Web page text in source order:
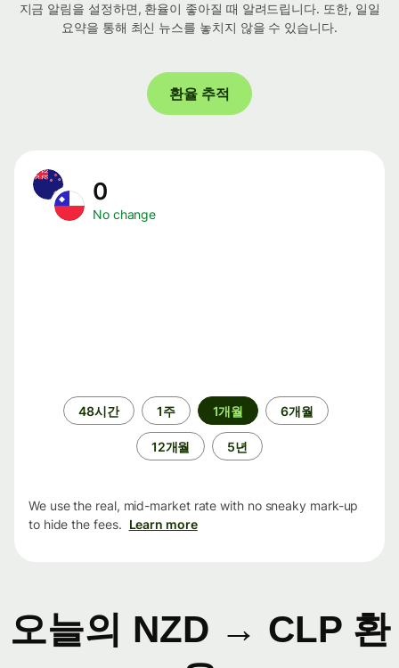
지금 알림을 설정하면, 환율이 좋아질 때 알려드립니다. 또한, 일일
요약을 통해 최신 뉴스를 놓치지 않을 수 있습니다.
환율 추적
0
No change
48시간 1주 1개월 6개월
12개월 5년
We use the real, mid-market rate with no sneaky mark-up
to hide the fees. Learn more
오늘의 NZD → CLP 환